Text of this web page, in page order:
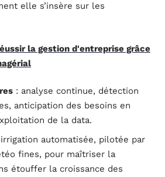
elle s’insère sur les
la gestion d'entreprise grâce
: analyse continue, détection
anticipation des besoins en
de la data.
automatisée, pilotée par
fines, pour maîtriser la
étouffer la croissance des